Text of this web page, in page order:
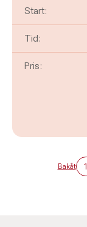
Start:
Tid:
Pris:
Bakåt 1